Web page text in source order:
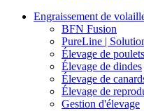
Engraissement de
BFN Fusion
PureLine |
Élevage de
Élevage de dindes
Élevage de
Élevage de
Gestion d'élevage